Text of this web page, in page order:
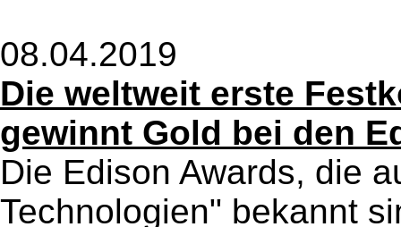
08.04.2019
Die weltweit erste
gewinnt Gold bei den
Die Edison Awards, die
Technologien" bekannt